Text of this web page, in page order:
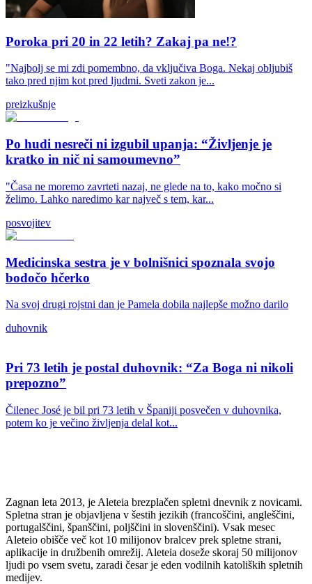
Poroka pri 20 in 22 letih? Zakaj pa ne!?
"Najbolj se mi zdi pomembno, da vključiva Boga. Nekaj obljubiš
tako pred njim kot pred ljudmi. Sveti zakon je...
preizkušnje
Po hudi nesreči ni izgubil upanja: “Življenje je
kratko in nič ni samoumevno”
"Časa ne moremo zavrteti nazaj, ne glede na to, kako močno si
želimo. Lahko naredimo kar največ s tem, kar...
posvojitev
Medicinska sestra je v bolnišnici spoznala svojo
bodočo hčerko
Na svoj drugi rojstni dan je Pamela dobila najlepše možno darilo
duhovnik
Pri 73 letih je postal duhovnik: “Za Boga ni nikoli
prepozno”
Čilenec José je bil pri 73 letih v Španiji posvečen v duhovnika,
potem ko je večino življenja delal kot...
Zagnan leta 2013, je Aleteia brezplačen spletni dnevnik z novicami.
Spletna stran je objavljena v šestih jezikih (francoščini, angleščini,
portugalščini, španščini, poljščini in slovenščini). Vsak mesec
Aleteio obišče več kot 10 milijonov bralcev prek spletne strani,
aplikacije in družbenih omrežij. Aleteia doseže skoraj 50 milijonov
ljudi po vsem svetu, zaradi česar je eden vodilnih katoliških spletnih
medijev.